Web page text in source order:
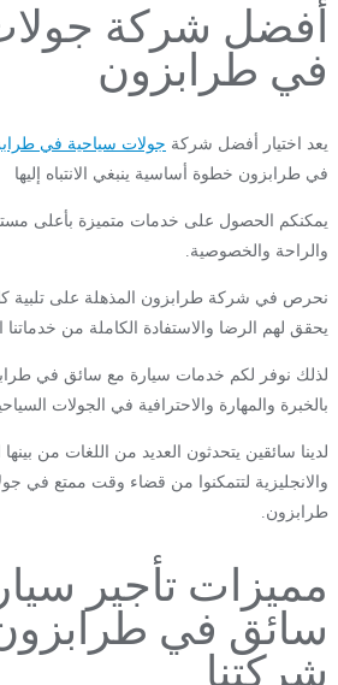
أفضل شركة
في طرابزون
يعد اختيار أفضل شركة جولات سياحية في
في طرابزون خطوة أساسية ينبغي الانتباه إليها
يمكنكم الحصول على خدمات متميزة بأعلى
والراحة والخصوصية.
نحرص في شركة طرابزون المذهلة على تلبية
يحقق لهم الرضا والاستفادة الكاملة من خدماتنا
لذلك نوفر لكم خدمات سيارة مع سائق في
بالخبرة والمهارة والاحترافية في الجولات
لدينا سائقين يتحدثون العديد من اللغات من بينها
والانجليزية لتتمكنوا من قضاء وقت ممتع في
طرابزون.
مميزات تأجير
سائق في
شركتنا